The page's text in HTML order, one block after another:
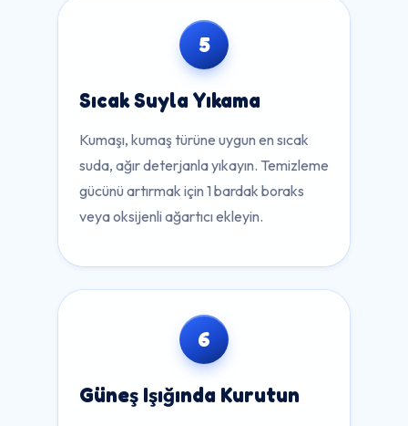
5
Sıcak Suyla Yıkama
Kumaşı, kumaş türüne uygun en sıcak
suda, ağır deterjanla yıkayın. Temizleme
gücünü artırmak için 1 bardak boraks
veya oksijenli ağartıcı ekleyin.
6
Güneş Işığında Kurutun